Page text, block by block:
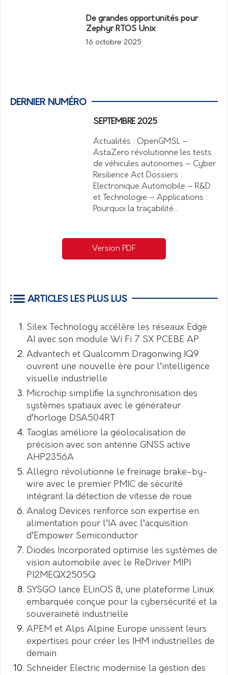
De grandes opportunités pour
Zephyr RTOS Unix
16 octobre 2025
DERNIER NUMÉRO
SEPTEMBRE 2025
Actualités : OpenGMSL –
AstaZero révolutionne les tests
de véhicules autonomes – Cyber
Resilience Act Dossiers :
Electronique Automobile – R&D
et Technologie – Applications :
Pourquoi la traçabilité…
Version PDF
ARTICLES LES PLUS LUS
Silex Technology accélère les réseaux Edge
AI avec son module Wi Fi 7 SX PCEBE AP
Advantech et Qualcomm Dragonwing IQ9
ouvrent une nouvelle ère pour l’intelligence
visuelle industrielle
Microchip simplifie la synchronisation des
systèmes spatiaux avec le générateur
d’horloge DSA504RT
Taoglas améliore la géolocalisation de
précision avec son antenne GNSS active
AHP2356A
Allegro révolutionne le freinage brake-by-
wire avec le premier PMIC de sécurité
intégrant la détection de vitesse de roue
Analog Devices renforce son expertise en
alimentation pour l’IA avec l’acquisition
d’Empower Semiconductor
Diodes Incorporated optimise les systèmes de
vision automobile avec le ReDriver MIPI
PI2MEQX2505Q
SYSGO lance ELinOS 8, une plateforme Linux
embarquée conçue pour la cybersécurité et la
souveraineté industrielle
APEM et Alps Alpine Europe unissent leurs
expertises pour créer les IHM industrielles de
demain
Schneider Electric modernise la gestion des